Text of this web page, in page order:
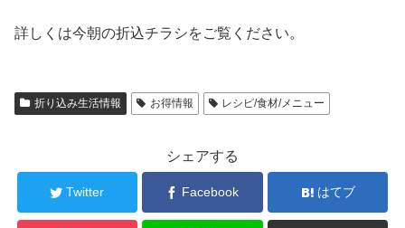
詳しくは今朝の折込チラシをご覧ください。
折り込み生活情報 お得情報 レシピ/食材/メニュー
シェアする
Twitter Facebook はてブ